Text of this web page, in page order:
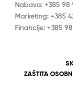
Nabava: +385 98
Marketing: +385
Financije: +385
ZAŠTITA